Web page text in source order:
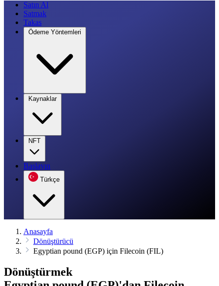
Satın Al
Satmak
Takas
Ödeme Yöntemleri
Kaynaklar
NFT
Başlayın
Türkçe
Anasayfa
Dönüştürücü
Egyptian pound (EGP) için Filecoin (FIL)
Dönüştürmek